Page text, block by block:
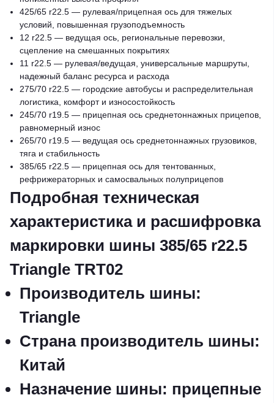
425/65 r22.5 — рулевая/прицепная ось для тяжелых
условий, повышенная грузоподъемность
12 r22.5 — ведущая ось, региональные перевозки,
сцепление на смешанных покрытиях
11 r22.5 — рулевая/ведущая, универсальные маршруты,
надежный баланс ресурса и расхода
275/70 r22.5 — городские автобусы и распределительная
логистика, комфорт и износостойкость
245/70 r19.5 — прицепная ось среднетоннажных прицепов,
равномерный износ
265/70 r19.5 — ведущая ось среднетоннажных грузовиков,
тяга и стабильность
385/65 r22.5 — прицепная ось для тентованных,
рефрижераторных и самосвальных полуприцепов
Подробная техническая
характеристика и расшифровка
маркировки шины 385/65 r22.5
Triangle TRT02
Производитель шины:
Triangle
Страна производитель шины:
Китай
Назначение шины: прицепные